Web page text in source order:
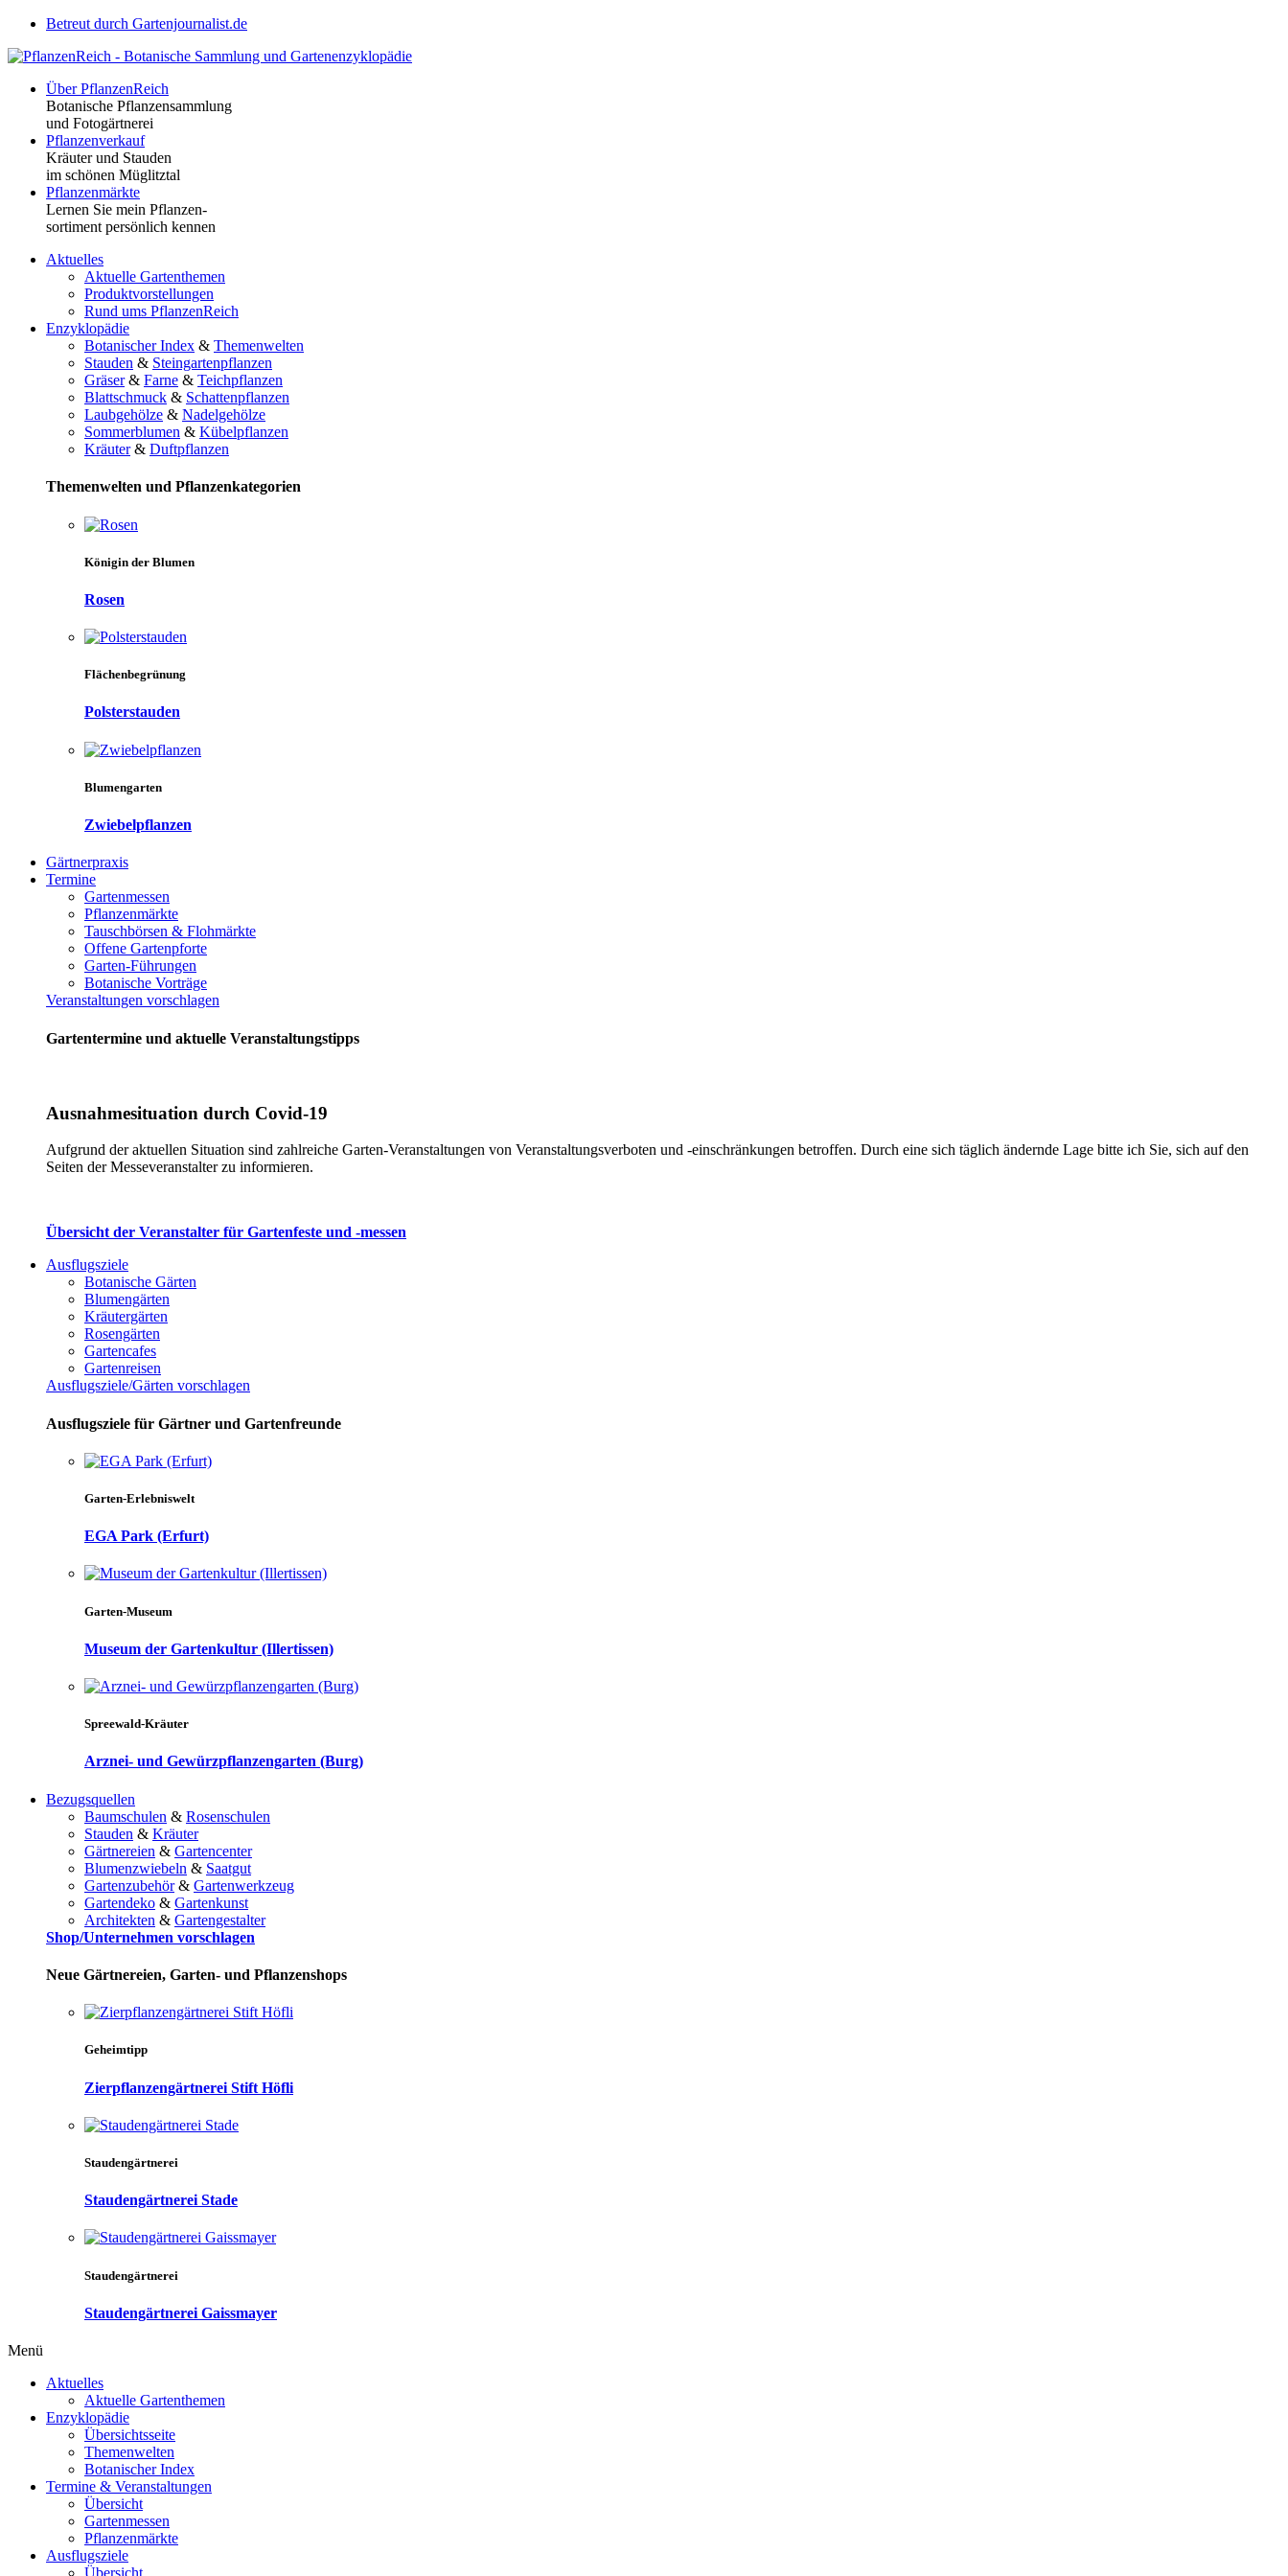
Betreut durch Gartenjournalist.de
Über PflanzenReich
Botanische Pflanzensammlung
und Fotogärtnerei
Pflanzenverkauf
Kräuter und Stauden
im schönen Müglitztal
Pflanzenmärkte
Lernen Sie mein Pflanzen-
sortiment persönlich kennen
Aktuelles
Aktuelle Gartenthemen
Produktvorstellungen
Rund ums PflanzenReich
Enzyklopädie
Botanischer Index & Themenwelten
Stauden & Steingartenpflanzen
Gräser& Farne & Teichpflanzen
Blattschmuck & Schattenpflanzen
Laubgehölze & Nadelgehölze
Sommerblumen & Kübelpflanzen
Kräuter& Duftpflanzen
Themenwelten und Pflanzenkategorien
Königin der Blumen
Rosen
Flächenbegrünung
Polsterstauden
Blumengarten
Zwiebelpflanzen
Gärtnerpraxis
Termine
Gartenmessen
Pflanzenmärkte
Tauschbörsen & Flohmärkte
Offene Gartenpforte
Garten-Führungen
Botanische Vorträge
Veranstaltungen vorschlagen
Gartentermine und aktuelle Veranstaltungstipps
Ausnahmesituation durch Covid-19
Aufgrund der aktuellen Situation sind zahlreiche Garten-Veranstaltungen von Veranstaltungsverboten und -einschränkungen betroffen. Durch eine sich täglich ändernde Lage bitte ich Sie, sich auf den
Seiten der Messeveranstalter zu informieren.
Übersicht der Veranstalter für Gartenfeste und -messen
Ausflugsziele
Botanische Gärten
Blumengärten
Kräutergärten
Rosengärten
Gartencafes
Gartenreisen
Ausflugsziele/Gärten vorschlagen
Ausflugsziele für Gärtner und Gartenfreunde
Garten-Erlebniswelt
EGA Park (Erfurt)
Garten-Museum
Museum der Gartenkultur (Illertissen)
Spreewald-Kräuter
Arznei- und Gewürzpflanzengarten (Burg)
Bezugsquellen
Baumschulen & Rosenschulen
Stauden & Kräuter
Gärtnereien & Gartencenter
Blumenzwiebeln & Saatgut
Gartenzubehör& Gartenwerkzeug
Gartendeko & Gartenkunst
Architekten & Gartengestalter
Shop/Unternehmen vorschlagen
Neue Gärtnereien, Garten- und Pflanzenshops
Geheimtipp
Zierpflanzengärtnerei Stift Höfli
Staudengärtnerei
Staudengärtnerei Stade
Staudengärtnerei
Staudengärtnerei Gaissmayer
Menü
Aktuelles
Aktuelle Gartenthemen
Enzyklopädie
Übersichtsseite
Themenwelten
Botanischer Index
Termine & Veranstaltungen
Übersicht
Gartenmessen
Pflanzenmärkte
Ausflugsziele
Übersicht